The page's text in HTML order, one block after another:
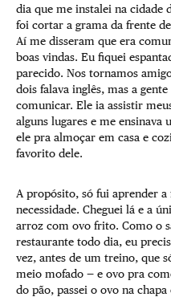
dia que me instalei na cidade
foi cortar a grama da frente
Aí me disseram que era
boas vindas. Eu fiquei
parecido. Nos tornamos
dois falava inglês, mas a
comunicar. Ele ia assistir
alguns lugares e me ensinava
ele pra almoçar em casa e
favorito dele.
A propósito, só fui aprender a
necessidade. Cheguei lá e a
arroz com ovo frito. Como o
restaurante todo dia, eu
vez, antes de um treino, que
meio mofado — e ovo pra
do pão, passei o ovo na